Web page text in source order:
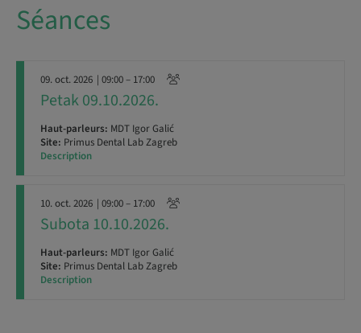
Séances
09. oct. 2026 | 09:00 – 17:00
Petak 09.10.2026.
Haut-parleurs: MDT Igor Galić
Site: Primus Dental Lab Zagreb
Description
10. oct. 2026 | 09:00 – 17:00
Subota 10.10.2026.
Haut-parleurs: MDT Igor Galić
Site: Primus Dental Lab Zagreb
Description